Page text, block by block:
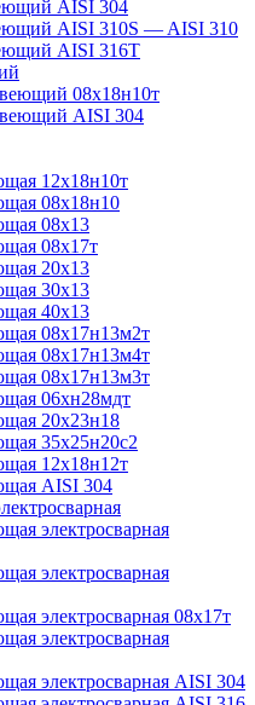
AISI 304
AISI 310S — AISI 310
AISI 316T
08х18н10т
AISI 304
12х18н10т
08х18н10
08х13
08х17т
20х13
30х13
40х13
08х17н13м2т
08х17н13м4т
08х17н13м3т
06хн28мдт
20х23н18
35х25н20с2
12х18н12т
AISI 304
электросварная
электросварная
электросварная 08х17т
электросварная
электросварная AISI 304